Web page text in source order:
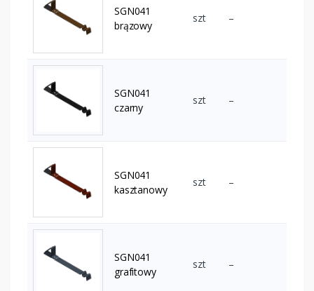
SGN041
brązowy
szt –
SGN041
czarny
szt –
SGN041
kasztanowy
szt –
SGN041
grafitowy
szt –